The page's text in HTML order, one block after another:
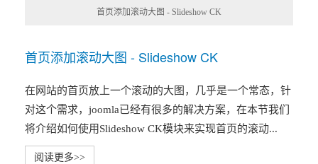
首页添加滚动大图 - Slideshow CK
首页添加滚动大图 - Slideshow CK
在网站的首页放上一个滚动的大图，几乎是一个常态，针
对这个需求，joomla已经有很多的解决方案，在本节我们
将介绍如何使用Slideshow CK模块来实现首页的滚动...
阅读更多>>